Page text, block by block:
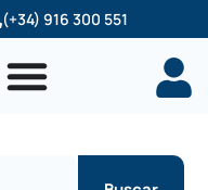
(+34) 916 300 551